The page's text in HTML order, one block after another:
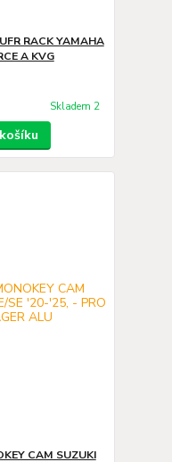
RACK YAMAHA
A KVG
Skladem 2
CAM SUZUKI